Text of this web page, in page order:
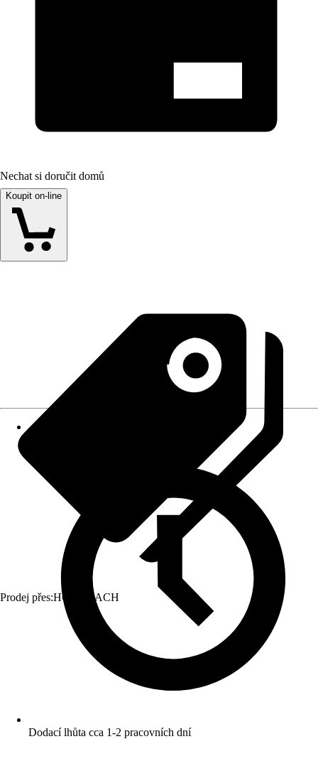
Nechat si doručit domů
Koupit on-line
Prodej přes:HORNBACH
Dodací lhůta cca 1-2 pracovních dní